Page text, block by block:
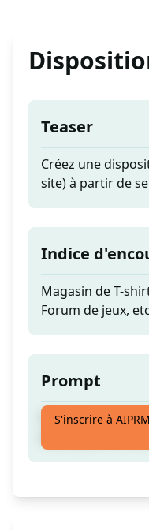
Teaser
Créez une
site) à partir de
Indice
Magasin de T-
Forum de jeux,
Prompt
Créez une
site) à partir de
S'inscrire à